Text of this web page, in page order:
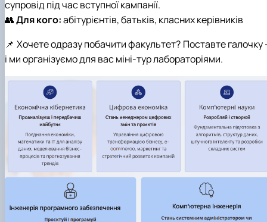
супровід під час вступної кампанії.
👥Для кого:абітурієнтів, батьків, класних керівників
📌 Хочете одразу побачити факультет? Поставте галочку
і ми організуємо для вас міні-тур лабораторіями.